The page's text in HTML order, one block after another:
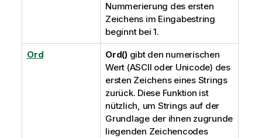
Nummerierung des ersten
Zeichens im Eingabestring
beginnt bei 1.
Ord Ord()gibt den numerischen
Wert (ASCII oder Unicode) des
ersten Zeichens eines Strings
zurück. Diese Funktion ist
nützlich, um Strings auf der
Grundlage der ihnen zugrunde
liegenden Zeichencodes